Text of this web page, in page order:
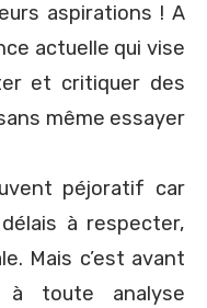
aspirations ! A
actuelle qui vise
et critiquer des
même essayer
péjoratif car
à respecter,
Mais c’est avant
toute analyse